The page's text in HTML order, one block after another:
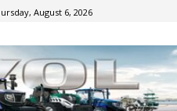
August 6, 2026